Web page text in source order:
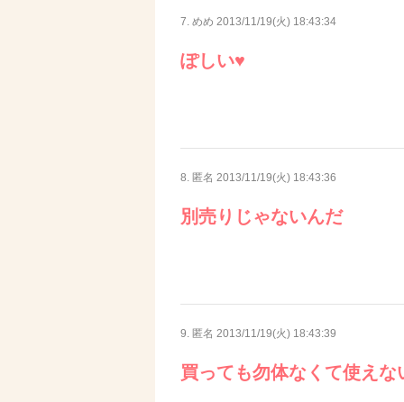
7. めめ 2013/11/19(火) 18:43:34
ぽしい♥
8. 匿名 2013/11/19(火) 18:43:36
別売りじゃないんだ
9. 匿名 2013/11/19(火) 18:43:39
買っても勿体なくて使えな